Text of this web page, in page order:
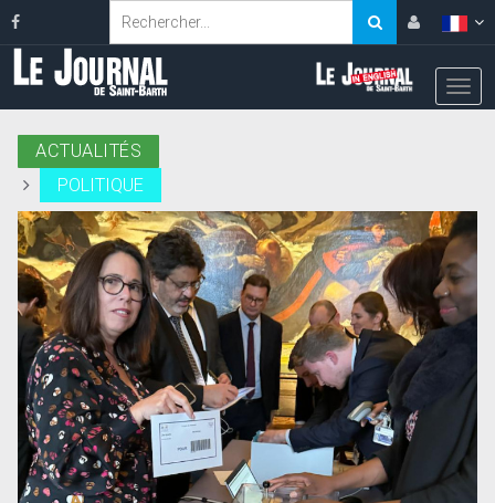
ACTUALITÉS
POLITIQUE